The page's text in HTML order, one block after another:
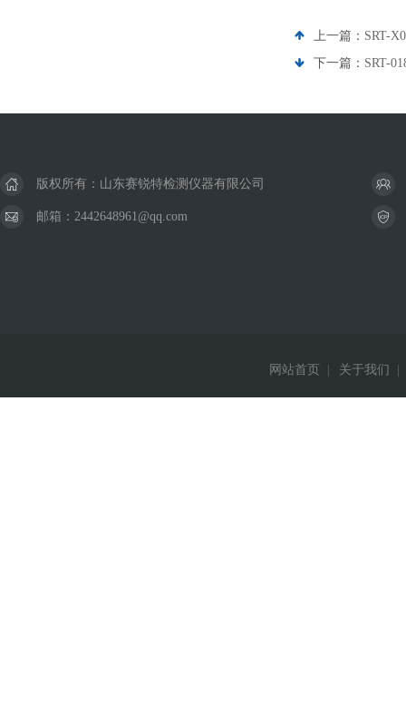
上一篇： SRT-
下一篇： SRT-
版权所有：山东赛锐特检测仪器有限公司
邮箱：2442648961@qq.com
网站首页 关于我们